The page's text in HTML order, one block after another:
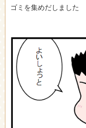
ゴミを集めだしました